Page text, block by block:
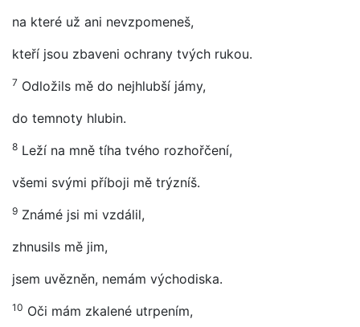
na které už ani nevzpomeneš,
kteří jsou zbaveni ochrany tvých rukou.
7 Odložils mě do nejhlubší jámy,
do temnoty hlubin.
8 Leží na mně tíha tvého rozhořčení,
všemi svými příboji mě trýzníš.
9 Známé jsi mi vzdálil,
zhnusils mě jim,
jsem uvězněn, nemám východiska.
10 Oči mám zkalené utrpením,